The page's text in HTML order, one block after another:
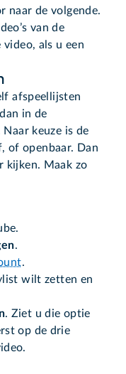
naar de volgende.
van de
als u een
afspeellijsten
in de
keuze is de
of openbaar. Dan
kijken. Maak zo
.
.
wilt zetten en
. Ziet u die optie
op de drie